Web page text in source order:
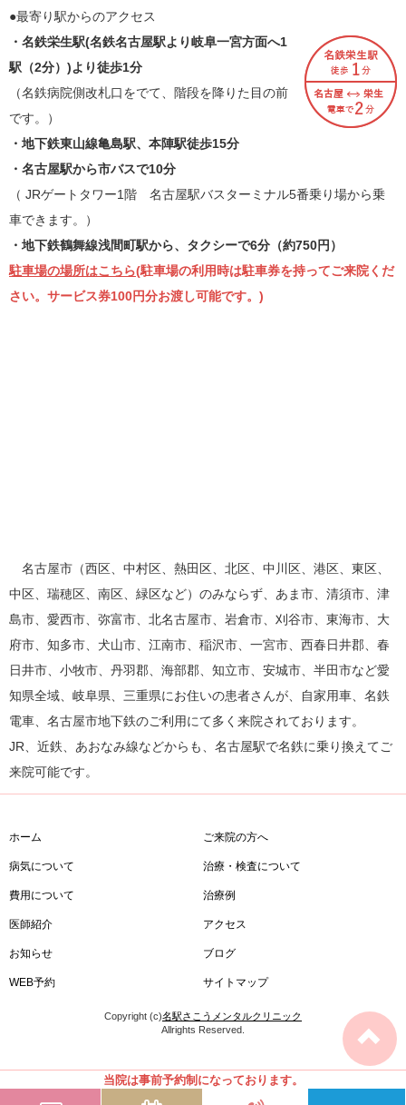
●最寄り駅からのアクセス
・名鉄栄生駅(名鉄名古屋駅より岐阜一宮方面へ1
駅（2分）)より徒歩1分
（名鉄病院側改札口をでて、階段を降りた目の前
です。）
・地下鉄東山線亀島駅、本陣駅徒歩15分
・名古屋駅から市バスで10分
（ JRゲートタワー1階 名古屋駅バスターミナル5番乗り場から乗
車できます。）
・地下鉄鶴舞線浅間町駅から、タクシーで6分（約750円）
駐車場の場所はこちら(駐車場の利用時は駐車券を持ってご来院くだ
さい。サービス券100円分お渡し可能です。)
名古屋市（西区、中村区、熱田区、北区、中川区、港区、東区、
中区、瑞穂区、南区、緑区など）のみならず、あま市、清須市、津
島市、愛西市、弥富市、北名古屋市、岩倉市、刈谷市、東海市、大
府市、知多市、犬山市、江南市、稲沢市、一宮市、西春日井郡、春
日井市、小牧市、丹羽郡、海部郡、知立市、安城市、半田市など愛
知県全域、岐阜県、三重県にお住いの患者さんが、自家用車、名鉄
電車、名古屋市地下鉄のご利用にて多く来院されております。
JR、近鉄、あおなみ線などからも、名古屋駅で名鉄に乗り換えてご
来院可能です。
ホーム ご来院の方へ
病気について 治療・検査について
費用について 治療例
医師紹介 アクセス
お知らせ ブログ
WEB予約 サイトマップ
当院は事前予約制になっております。
Copyright (c)名駅さこうメンタルクリニック
Allrights Reserved.